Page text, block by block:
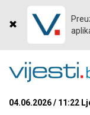
04.06.2026 / 11:22